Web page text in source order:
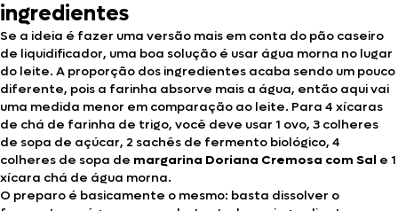
ingredientes
Se a ideia é fazer uma versão mais em conta do pão caseiro
de liquidificador, uma boa solução é usar água morna no lugar
do leite. A proporção dos ingredientes acaba sendo um pouco
diferente, pois a farinha absorve mais a água, então aqui vai
uma medida menor em comparação ao leite. Para 4 xícaras
de chá de farinha de trigo, você deve usar 1 ovo, 3 colheres
de sopa de açúcar, 2 sachês de fermento biológico, 4
colheres de sopa de margarina Doriana Cremosa com Sal e 1
xícara chá de água morna.
O preparo é basicamente o mesmo: basta dissolver o